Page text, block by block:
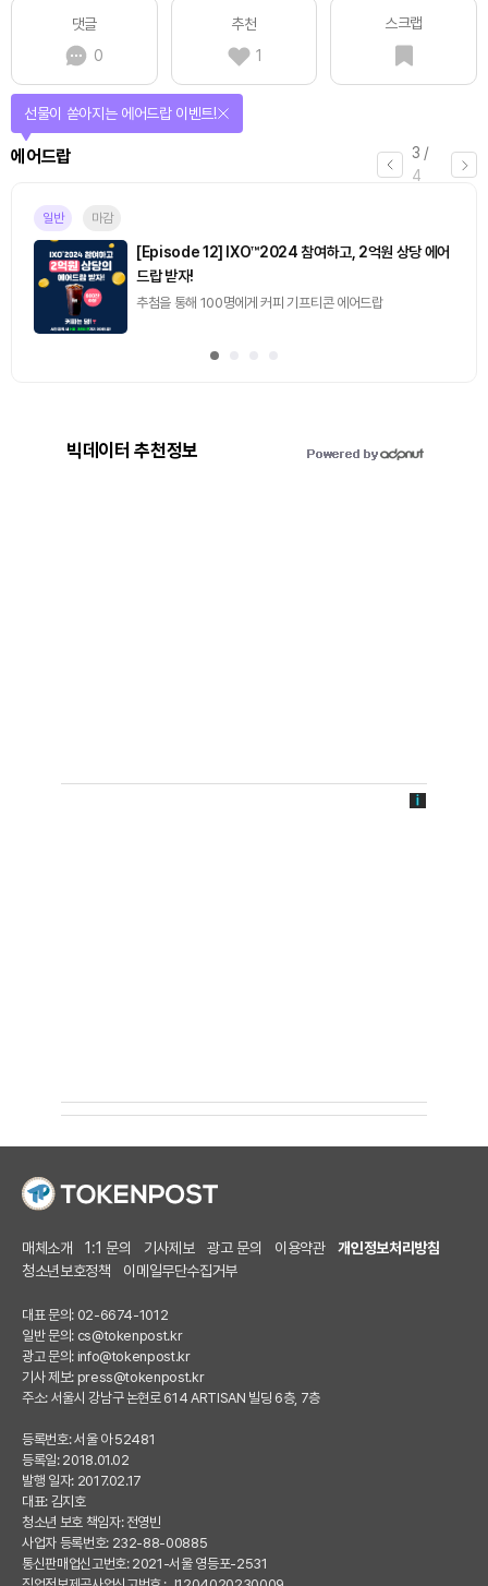
댓글
0
추천
1
스크랩
3 /
4
에어드랍
선물이 쏟아지는 에어드랍 이벤트!
일반 마감
[Episode 12] IXO™2024 참여하고, 2억원 상당 에어
드랍 받자!
추첨을 통해 100명에게 커피 기프티콘 에어드랍
빅데이터 추천정보
매체소개 1:1 문의 기사제보 광고 문의 이용약관
개인정보처리방침
청소년보호정책
이메일무단수집거부
대표 문의: 02-6674-1012
일반 문의: cs@tokenpost.kr
광고 문의: info@tokenpost.kr
기사 제보: press@tokenpost.kr
주소: 서울시 강남구 논현로 614 ARTISAN 빌딩 6층, 7층
등록번호: 서울 아 52481
등록일: 2018.01.02
발행 일자: 2017.02.17
대표: 김지호
청소년 보호 책임자: 전영빈
사업자 등록번호: 232-88-00885
통신판매업신고번호: 2021-서울 영등포-2531